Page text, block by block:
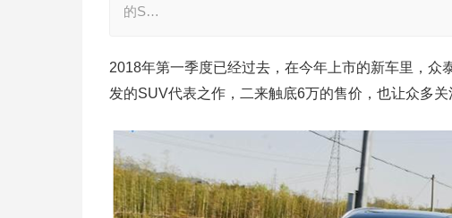
的S…
2018年第一季度已经过去，在今年上市的新车里，
发的SUV代表之作，二来触底6万的售价，也让众多